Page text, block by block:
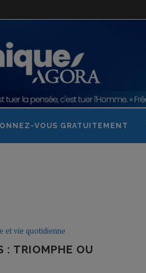
VOUS GRATUITEMENT
et vie quotidienne
: TRIOMPHE OU